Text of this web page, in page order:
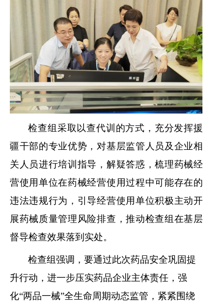
检查组采取以查代训的方式，充分发挥援
疆干部的专业优势，对基层监管人员及企业相
关人员进行培训指导，解疑答惑，梳理药械经
营使用单位在药械经营使用过程中可能存在的
违法违规行为，引导经营使用单位积极主动开
展药械质量管理风险排查，推动检查组在基层
督导检查效果落到实处。
检查组强调，要通过此次药品安全巩固提
升行动，进一步压实药品企业主体责任，强
化“两品一械”全生命周期动态监管，紧紧围绕